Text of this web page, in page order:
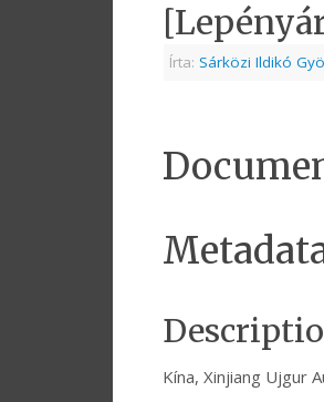
Írta: Sárközi Ildikó
Kína, Xinjiang Ujgur